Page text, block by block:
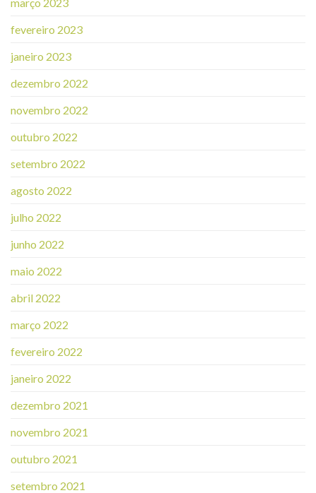
fevereiro 2023
janeiro 2023
dezembro 2022
novembro 2022
outubro 2022
setembro 2022
agosto 2022
julho 2022
junho 2022
maio 2022
abril 2022
março 2022
fevereiro 2022
janeiro 2022
dezembro 2021
novembro 2021
outubro 2021
setembro 2021